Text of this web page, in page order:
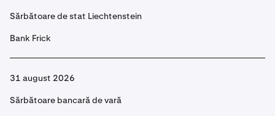
Sărbătoare de stat Liechtenstein
Bank Frick
31 august 2026
Sărbătoare bancară de vară